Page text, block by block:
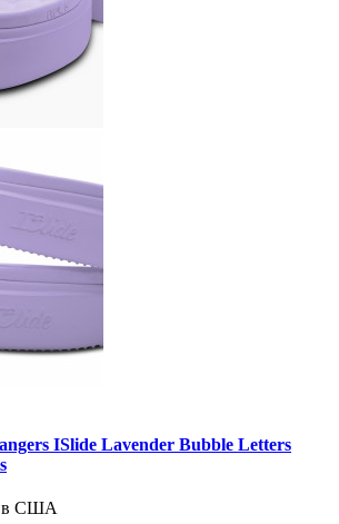
ISlide Lavender Bubble Letters
в США